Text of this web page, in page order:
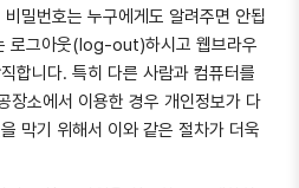
밀번호는 누구에게도 알려주면 안됩
로그아웃(log-out)하시고 웹브라우
합니다. 특히 다른 사람과 컴퓨터를
장소에서 이용한 경우 개인정보가 다
막기 위해서 이와 같은 절차가 더욱